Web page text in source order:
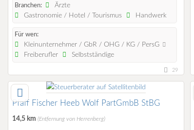
Branchen:
Ärzte
Gastronomie / Hotel / Tourismus
Handwerk
Für wen:
Kleinunternehmer / GbR / OHG / KG / PersG
Freiberufler
Selbstständige
29
Pfaff Fischer Heeb Wolf PartGmbB StBG
14,5 km (Entfernung von Herrenberg)